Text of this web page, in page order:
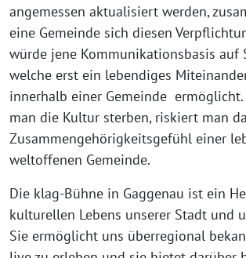
angemessen aktualisiert werden,
eine Gemeinde sich diesen
würde jene Kommunikationsbasis auf
welche erst ein lebendiges
innerhalb einer Gemeinde ermöglicht.
man die Kultur sterben, riskiert man
Zusammengehörigkeitsgefühl einer
weltoffenen Gemeinde.
Die klag-Bühne in Gaggenau ist ein
kulturellen Lebens unserer Stadt und
Sie ermöglicht uns überregional